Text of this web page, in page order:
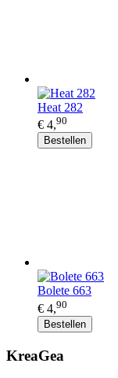
Heat 282
€ 4,90
Bestellen
Bolete 663
€ 4,90
Bestellen
KreaGea